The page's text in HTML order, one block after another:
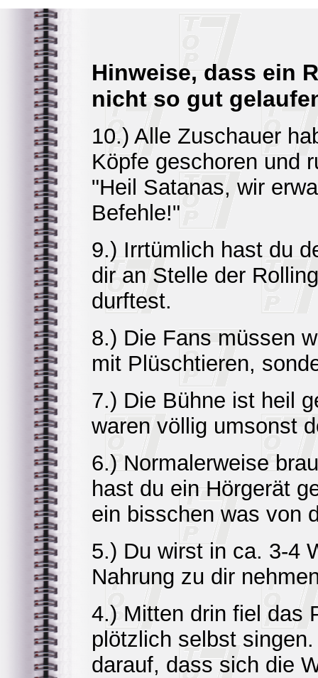
Hinweise, dass ein
nicht so gut
10.) Alle Zuschauer
Köpfe geschoren und
"Heil Satanas, wir
Befehle!"
9.) Irrtümlich hast du
dir an Stelle der
durftest.
8.) Die Fans müssen
mit Plüschtieren,
7.) Die Bühne ist heil
waren völlig umsonst
6.) Normalerweise
hast du ein Hörgerät
ein bisschen was von
5.) Du wirst in ca. 3-4
Nahrung zu dir
4.) Mitten drin fiel das
plötzlich selbst
darauf, dass sich die